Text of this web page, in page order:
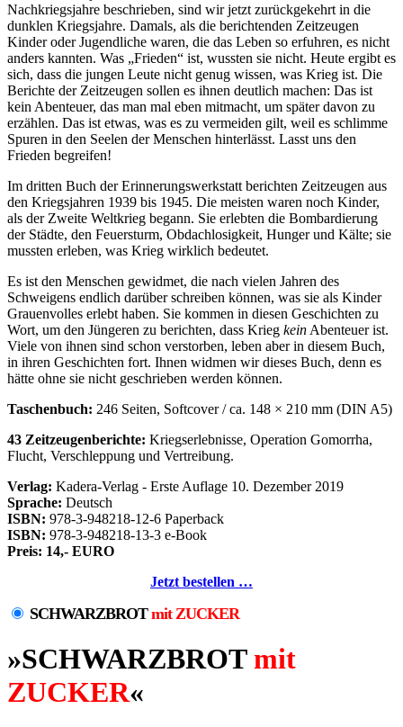
Nachkriegsjahre beschrieben, sind wir jetzt zurückgekehrt in die
dunklen Kriegsjahre. Damals, als die berichtenden Zeitzeugen
Kinder oder Jugendliche waren, die das Leben so erfuhren, es nicht
anders kannten. Was
Frieden
ist, wussten sie nicht. Heute ergibt es
sich, dass die jungen Leute nicht genug wissen, was Krieg ist. Die
Berichte der Zeitzeugen sollen es ihnen deutlich machen: Das ist
kein Abenteuer, das man mal eben mitmacht, um später davon zu
erzählen. Das ist etwas, was es zu vermeiden gilt, weil es schlimme
Spuren in den Seelen der Menschen hinterlässt. Lasst uns den
Frieden begreifen!
Im dritten Buch der Erinnerungswerkstatt berichten Zeitzeugen aus
den Kriegsjahren 1939 bis 1945. Die meisten waren noch Kinder,
als der Zweite Weltkrieg begann. Sie erlebten die Bombardierung
der Städte, den Feuersturm, Obdachlosigkeit, Hunger und Kälte; sie
mussten erleben, was Krieg wirklich bedeutet.
Es ist den Menschen gewidmet, die nach vielen Jahren des
Schweigens endlich darüber schreiben können, was sie als Kinder
Grauenvolles erlebt haben. Sie kommen in diesen Geschichten zu
Wort, um den Jüngeren zu berichten, dass Krieg kein Abenteuer ist.
Viele von ihnen sind schon verstorben, leben aber in diesem Buch,
in ihren Geschichten fort. Ihnen widmen wir dieses Buch, denn es
hätte ohne sie nicht geschrieben werden können.
Taschenbuch: 246 Seiten, Softcover / ca. 148 × 210 mm (DIN A5)
43 Zeitzeugenberichte: Kriegserlebnisse, Operation Gomorrha,
Flucht, Verschleppung und Vertreibung.
Verlag: Kadera-Verlag - Erste Auflage 10. Dezember 2019
Sprache: Deutsch
ISBN: 978-3-948218-12-6 Paperback
ISBN: 978-3-948218-13-3 e-Book
Preis: 14,- EURO
Jetzt bestellen …
SCHWARZBROTmit ZUCKER
»SCHWARZBROTmit
ZUCKER«